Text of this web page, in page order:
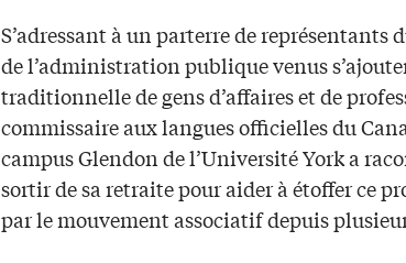
S’adressant à un parterre de représentants
de l’administration publique venus
traditionnelle de gens d’affaires et de
commissaire aux langues officielles du
campus Glendon de l’Université York a
sortir de sa retraite pour aider à étoffer ce
par le mouvement associatif depuis